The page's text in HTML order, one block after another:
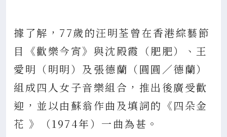
據了解，77歲的汪明荃曾在香港綜藝節
目《歡樂今宵》與沈殿霞（肥肥）、王
愛明（明明）及張德蘭（圓圓／德蘭）
組成四人女子音樂組合，推出後廣受歡
迎，並以由蘇翁作曲及填詞的《四朵金
花 》（1974年）一曲為甚。